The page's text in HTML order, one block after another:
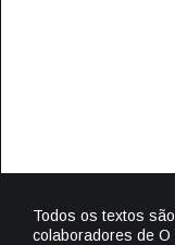
Todos os textos
colaboradores de